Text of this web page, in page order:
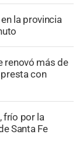
la provincia
renovó más de
con
frío por la
Santa Fe